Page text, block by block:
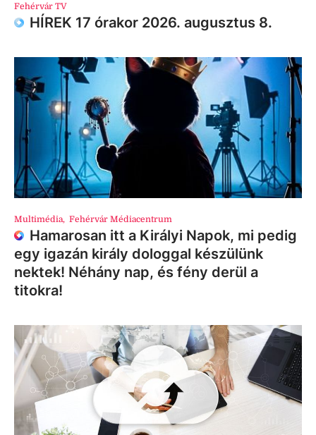
Fehérvár TV
HÍREK 17 órakor 2026. augusztus 8.
Multimédia, Fehérvár Médiacentrum
Hamarosan itt a Királyi Napok, mi pedig
egy igazán király dologgal készülünk
nektek! Néhány nap, és fény derül a
titokra!